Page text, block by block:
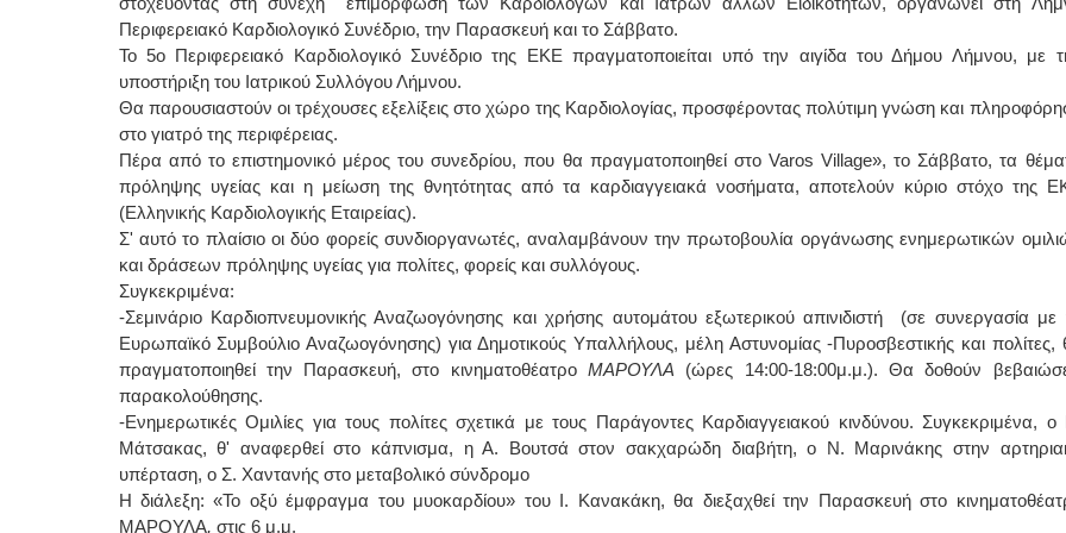
Περιφερειακό Καρδιολογικό Συνέδριο, την Παρασκευή και το Σάββατο.
Το 5ο Περιφερειακό Καρδιολογικό Συνέδριο της ΕΚΕ πραγματοποιείται υπό την αιγίδα του Δήμου Λήμνου, με
υποστήριξη του Ιατρικού Συλλόγου Λήμνου.
Θα παρουσιαστούν οι τρέχουσες εξελίξεις στο χώρο της Καρδιολογίας, προσφέροντας πολύτιμη γνώση και
στο γιατρό της περιφέρειας.
Πέρα από το επιστημονικό μέρος του συνεδρίου, που θα πραγματοποιηθεί στο Varos Village», το Σάββατο, τα
πρόληψης υγείας και η μείωση της θνητότητας από τα καρδιαγγειακά νοσήματα, αποτελούν κύριο στόχο της
(Ελληνικής Καρδιολογικής Εταιρείας).
Σ' αυτό το πλαίσιο οι δύο φορείς συνδιοργανωτές, αναλαμβάνουν την πρωτοβουλία οργάνωσης ενημερωτικών
και δράσεων πρόληψης υγείας για πολίτες, φορείς και συλλόγους.
Συγκεκριμένα:
-Σεμινάριο Καρδιοπνευμονικής Αναζωογόνησης και χρήσης αυτομάτου εξωτερικού απινιδιστή (σε συνεργασία με
Ευρωπαϊκό Συμβούλιο Αναζωογόνησης) για Δημοτικούς Υπαλλήλους, μέλη Αστυνομίας -Πυροσβεστικής και πολίτες,
πραγματοποιηθεί την Παρασκευή, στο κινηματοθέατρο ΜΑΡΟΥΛΑ (ώρες 14:00-18:00μ.μ.). Θα δοθούν
παρακολούθησης.
-Ενημερωτικές Ομιλίες για τους πολίτες σχετικά με τους Παράγοντες Καρδιαγγειακού κινδύνου. Συγκεκριμένα, ο
Μάτσακας, θ' αναφερθεί στο κάπνισμα, η Α. Βουτσά στον σακχαρώδη διαβήτη, ο Ν. Μαρινάκης στην
υπέρταση, ο Σ. Χαντανής στο μεταβολικό σύνδρομο
Η διάλεξη: «Το οξύ έμφραγμα του μυοκαρδίου» του Ι. Κανακάκη, θα διεξαχθεί την Παρασκευή στο
ΜΑΡΟΥΛΑ, στις 6 μ.μ.
ΙΩΑΝΝΗΣ Α. ΜΑΛΛΙΑΣ
ΟΦΘΑΛΜΙΑΤΡΟΣ
Καλλιπόλεως 3,Νέα Σμύρνη,
τηλ:210-9320215
Καβέτσου 10, Μυτιλήνη, τηλ:
Στρατιωτικός Ιατρός
Διδ.Παν.Αθηνών
Διπλωματούχος Ευρ.Ακαδημίας
Πάρνηθας 95-97 Αχαρναί
2102467085 & 6938502258